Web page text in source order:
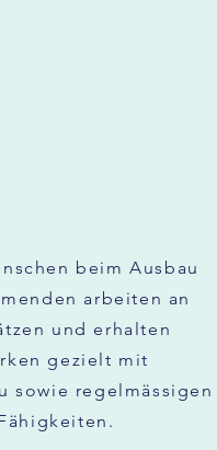
beim Ausbau
arbeiten an
und erhalten
gezielt mit
sowie regelmässigen